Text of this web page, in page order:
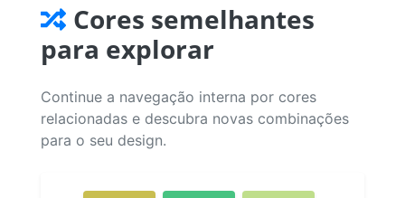
Cores semelhantes
para explorar
Continue a navegação interna por cores
relacionadas e descubra novas combinações
para o seu design.